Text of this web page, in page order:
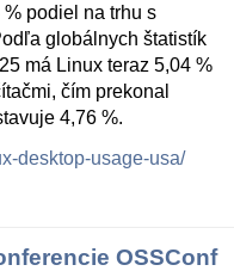
podiel na trhu s
globálnych štatistík
má Linux teraz 5,04 %
čím prekonal
4,76 %.
desktop-usage-usa/
OSSConf